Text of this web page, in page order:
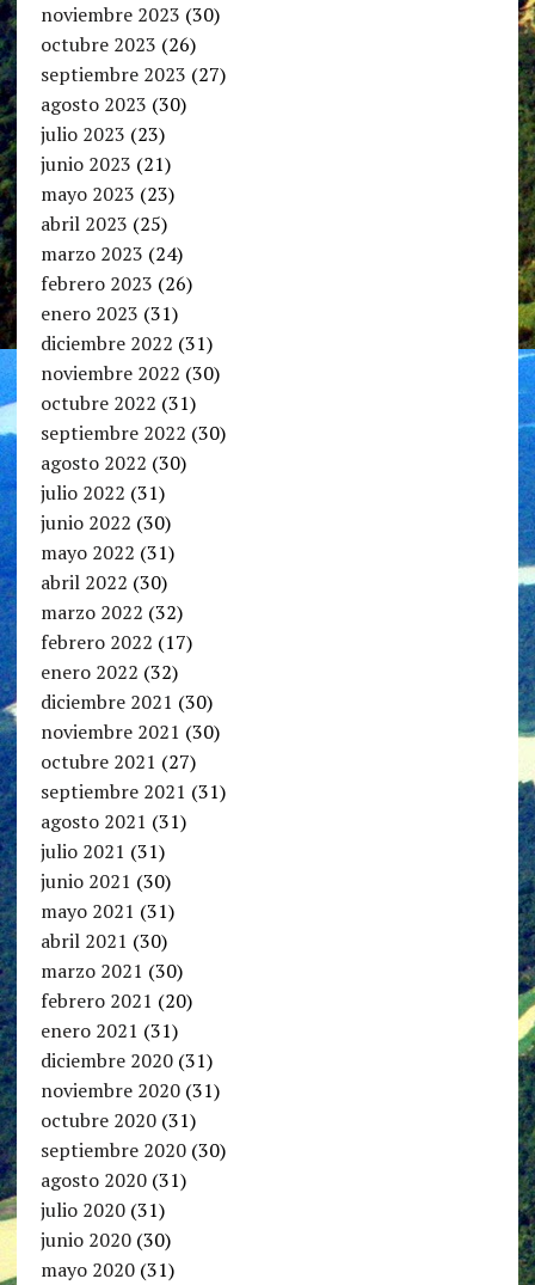
noviembre 2023 (30)
octubre 2023 (26)
septiembre 2023 (27)
agosto 2023 (30)
julio 2023 (23)
junio 2023 (21)
mayo 2023 (23)
abril 2023 (25)
marzo 2023 (24)
febrero 2023 (26)
enero 2023 (31)
diciembre 2022 (31)
noviembre 2022 (30)
octubre 2022 (31)
septiembre 2022 (30)
agosto 2022 (30)
julio 2022 (31)
junio 2022 (30)
mayo 2022 (31)
abril 2022 (30)
marzo 2022 (32)
febrero 2022 (17)
enero 2022 (32)
diciembre 2021 (30)
noviembre 2021 (30)
octubre 2021 (27)
septiembre 2021 (31)
agosto 2021 (31)
julio 2021 (31)
junio 2021 (30)
mayo 2021 (31)
abril 2021 (30)
marzo 2021 (30)
febrero 2021 (20)
enero 2021 (31)
diciembre 2020(31)
noviembre 2020(31)
octubre 2020(31)
septiembre 2020(30)
agosto 2020(31)
julio 2020(31)
junio 2020(30)
mayo 2020(31)